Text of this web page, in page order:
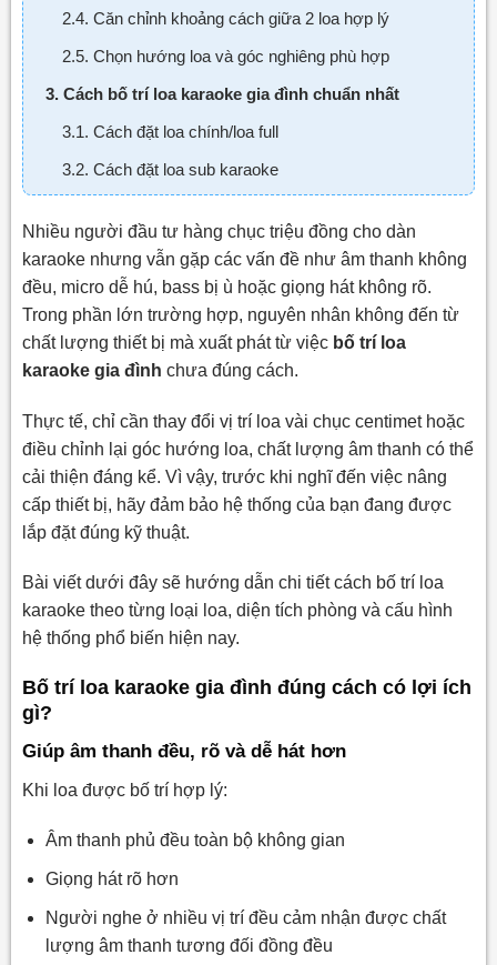
2.4. Căn chỉnh khoảng cách giữa 2 loa hợp lý
2.5. Chọn hướng loa và góc nghiêng phù hợp
3. Cách bố trí loa karaoke gia đình chuẩn nhất
3.1. Cách đặt loa chính/loa full
3.2. Cách đặt loa sub karaoke
lý?
3.4. Loa karaoke nên treo cao bao nhiêu?
3.5. Cách xác định vị trí nghe tốt nhất trong phòng
4. Cách bố trí loa karaoke theo diện tích phòng
4.1. Phòng karaoke gia đình dưới 15m²
4.2. Phòng karaoke gia đình từ 15–25m²
4.3. Phòng karaoke gia đình trên 25m²
4.4. Bố trí loa karaoke trong phòng khách
5. Hướng dẫn bố trí loa karaoke theo số lượng loa
5.1. Cách bố trí dàn karaoke 2 loa
5.2. Cách bố trí dàn karaoke 2 loa và 1 loa sub
5.3. Cách bố trí dàn karaoke 4 loa
5.4. Cách bố trí dàn karaoke 4 loa và loa sub
6. Cách bố trí thiết bị đi kèm trong dàn karaoke gia
đình
6.1. Vị trí đặt amply, vang số và cục đẩy
đình
Nhiều người đầu tư hàng chục triệu đồng cho dàn
karaoke nhưng vẫn gặp các vấn đề như âm thanh không
đều, micro dễ hú, bass bị ù hoặc giọng hát không rõ.
Trong phần lớn trường hợp, nguyên nhân không đến từ
chất lượng thiết bị mà xuất phát từ việc bố trí loa
karaoke gia đình chưa đúng cách.
Thực tế, chỉ cần thay đổi vị trí loa vài chục centimet hoặc
điều chỉnh lại góc hướng loa, chất lượng âm thanh có thể
cải thiện đáng kể. Vì vậy, trước khi nghĩ đến việc nâng
cấp thiết bị, hãy đảm bảo hệ thống của bạn đang được
lắp đặt đúng kỹ thuật.
Bài viết dưới đây sẽ hướng dẫn chi tiết cách bố trí loa
karaoke theo từng loại loa, diện tích phòng và cấu hình
hệ thống phổ biến hiện nay.
Bố trí loa karaoke gia đình đúng cách có lợi ích
gì?
Giúp âm thanh đều, rõ và dễ hát hơn
Khi loa được bố trí hợp lý:
Âm thanh phủ đều toàn bộ không gian
Giọng hát rõ hơn
Người nghe ở nhiều vị trí đều cảm nhận được chất
lượng âm thanh tương đối đồng đều